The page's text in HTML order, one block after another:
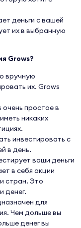
деньги с вашей
их в выбранную
Grows?
вручную
их. Grows
простое в
никаких
инвестировать с
в день.
ваши деньги
в себя акции
стран. Это
денег.
для
Чем дольше вы
денег вы